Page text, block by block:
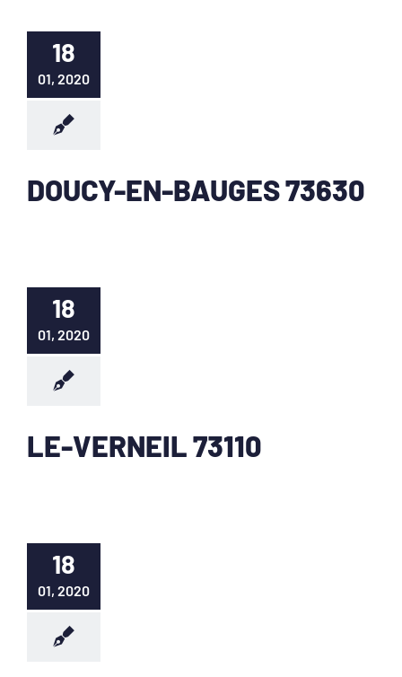
18
01, 2020
DOUCY-EN-BAUGES 73630
18
01, 2020
LE-VERNEIL 73110
18
01, 2020